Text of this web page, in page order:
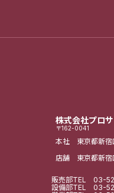
株式会社プロ
〒162-0041
本社 東京都新宿
店舗 東京都新宿
販売部TEL 03-
設備部TEL 03-